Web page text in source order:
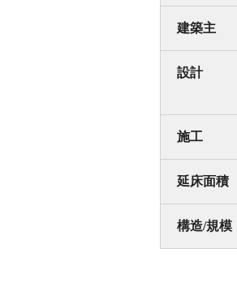
建築主
設計
施工
延床面積
構造/規模